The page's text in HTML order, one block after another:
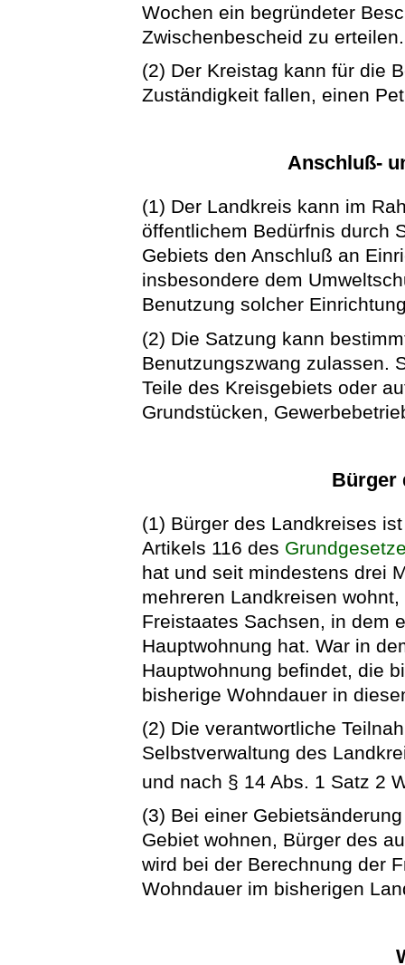
Wochen ein begründeter
Zwischenbescheid zu erteilen.
(2) Der Kreistag kann für die
Zuständigkeit fallen, einen
Anschluß-
(1) Der Landkreis kann im
öffentlichem Bedürfnis durch
Gebiets den Anschluß an
insbesondere dem
Benutzung solcher
(2) Die Satzung kann
Benutzungszwang zulassen.
Teile des Kreisgebiets oder
Grundstücken,
Bürger
(1) Bürger des Landkreises
Artikels 116 des
hat und seit mindestens drei
mehreren Landkreisen
Freistaates Sachsen, in dem
Hauptwohnung hat. War in
Hauptwohnung befindet, die
bisherige Wohndauer in
(2) Die verantwortliche
Selbstverwaltung des
und nach § 14 Abs. 1 Satz 2
(3) Bei einer
Gebiet wohnen, Bürger des
wird bei der Berechnung der
Wohndauer im bisherigen